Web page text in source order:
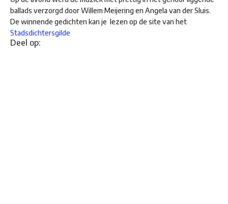
ballads verzorgd door Willem Meijering en Angela van der Sluis.
De winnende gedichten kan je lezen op de site van het
Stadsdichtersgilde
Deel op: